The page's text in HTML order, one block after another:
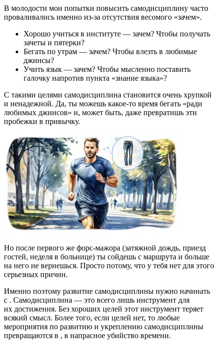
В молодости мои попытки повысить самодисциплину часто
проваливались именно из-за отсутствия весомого «зачем».
Хорошо учиться в институте — зачем? Чтобы получать
зачеты и пятерки?
Бегать по утрам — зачем? Чтобы влезть в любимые
джинсы?
Учить язык — зачем? Чтобы мысленно поставить
галочку напротив пункта «знание языка»?
С такими целями самодисциплина становится очень хрупкой
и ненадежной. Да, ты можешь какое-то время бегать «ради
любимых джинсов» и, может быть, даже превратишь эти
пробежки в привычку.
Но после первого же форс-мажора (затяжной дождь, приезд
гостей, неделя в больнице) ты сойдешь с маршрута и больше
на него не вернешься. Просто потому, что у тебя нет для этого
серьезных причин.
Именно поэтому развитие самодисциплины нужно начинать
с . Самодисциплина — это всего лишь инструмент для
их достижения. Без хороших целей этот инструмент теряет
всякий смысл. Более того, если целей нет, то любые
мероприятия по развитию и укреплению самодисциплины
превращаются в , в напрасное убийство времени.